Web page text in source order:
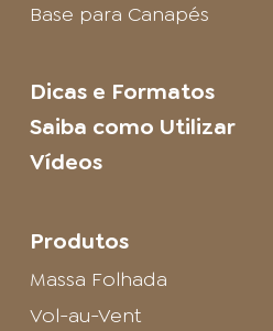
Base para Canapés
Dicas e Formatos
Saiba como Utilizar
Vídeos
Produtos
Massa Folhada
Vol-au-Vent